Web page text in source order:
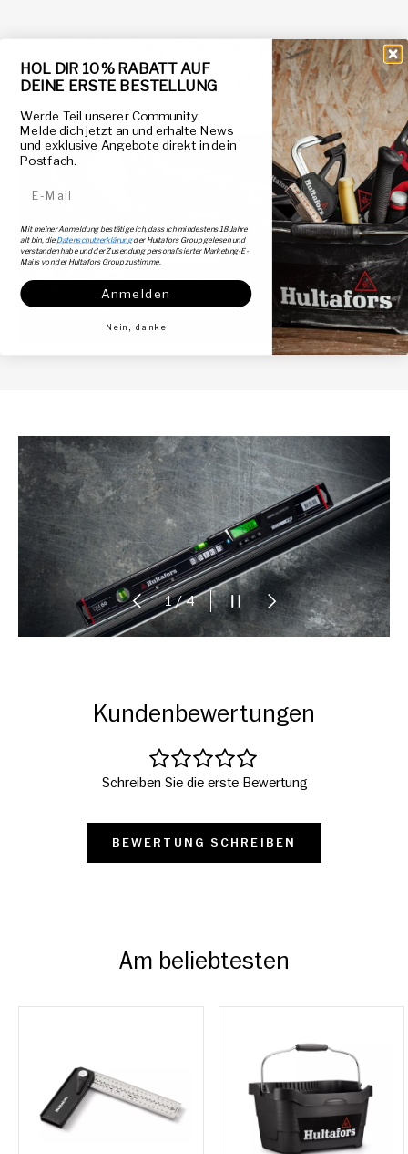
Entdecken Sie das Produkt:
Beobachten & Erforschen
Wiedergeben
VORHERIGE
1 /von
4 DIASHOW ANHALTEN
NÄCHSTE
Kundenbewertungen
Schreiben Sie die erste Bewertung
BEWERTUNG SCHREIBEN
Am beliebtesten
HOL DIR 10 % RABATT AUF
DEINE ERSTE BESTELLUNG
Werde Teil unserer Community.
Melde dich jetzt an und erhalte News
und exklusive Angebote direkt in dein
Postfach.
Mit meiner Anmeldung bestätige ich, dass ich mindestens 18 Jahre
alt bin, dieDatenschutzerklärungder Hultafors Group gelesen und
verstanden habe und der Zusendung personalisierter Marketing-E-
Mails von der Hultafors Group zustimme.
Anmelden
Nein, danke